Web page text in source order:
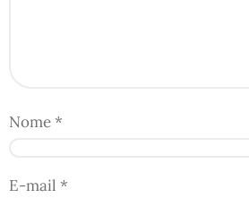
Nome*
E-mail *